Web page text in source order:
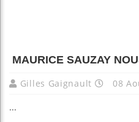
MAURICE SAUZAY
Gilles Gaignault 08
...